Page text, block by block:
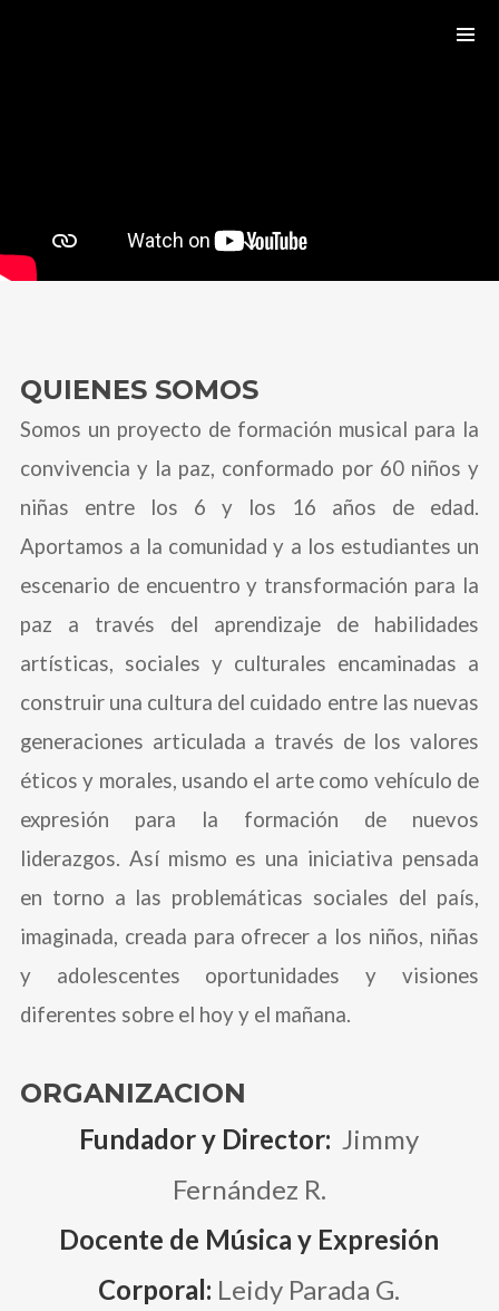
QUIENES SOMOS
Somos un proyecto de formación musical para la
convivencia y la paz, conformado por 60 niños y
niñas entre los 6 y los 16 años de edad.
Aportamos a la comunidad y a los estudiantes un
escenario de encuentro y transformación para la
paz a través del aprendizaje de habilidades
artísticas, sociales y culturales encaminadas a
construir una cultura del cuidado entre las nuevas
generaciones articulada a través de los valores
éticos y morales, usando el arte como vehículo de
expresión para la formación de nuevos
liderazgos. Así mismo es una iniciativa pensada
en torno a las problemáticas sociales del país,
imaginada, creada para ofrecer a los niños, niñas
y adolescentes oportunidades y visiones
diferentes sobre el hoy y el mañana.
ORGANIZACION
Fundador y Director: Jimmy
Fernández R.
Docente de Música y Expresión
Corporal: Leidy Parada G.